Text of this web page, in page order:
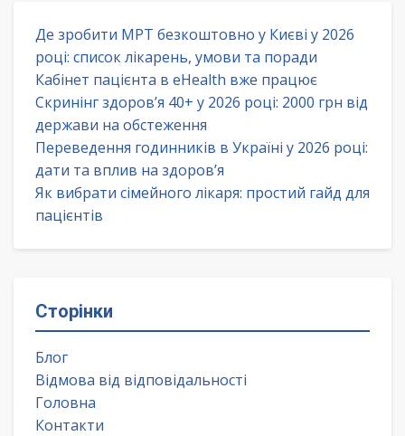
Де зробити МРТ безкоштовно у Києві у 2026
році: список лікарень, умови та поради
Кабінет пацієнта в eHealth вже працює
Скринінг здоров’я 40+ у 2026 році: 2000 грн від
держави на обстеження
Переведення годинників в Україні у 2026 році:
дати та вплив на здоров’я
Як вибрати сімейного лікаря: простий гайд для
пацієнтів
Сторінки
Блог
Відмова від відповідальності
Головна
Контакти